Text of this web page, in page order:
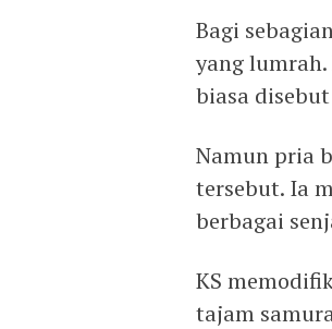
Bagi
yang
biasa
Namun pria
tersebut. Ia
berbagai
KS
tajam